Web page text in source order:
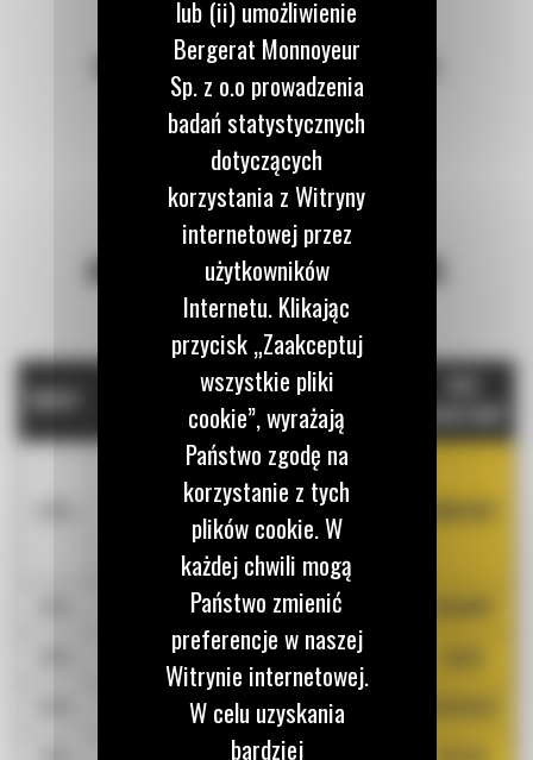
POŁĄCZENIE Z SYSTEMEM BERGERAT
MONNOYEUR
Dostęp do aktualnych cen i stanów magazynowych.
AKTUALNE KODY PROMOCYJNE
PROMOCJA
Części kabinowe:
m.in. szyby, klimatyzacja, pasy bezpieczeństwa,
joysticki, drzwi i panele drzwiowe, poszycia
plastikowe, pedały, lusterka.
Filtry kabinowe
Gumowe Gąsienice
Akumulatory, alternatory, rozruszniki
lub (ii) umożliwienie
Bergerat Monnoyeur
Sp. z o.o prowadzenia
badań statystycznych
dotyczących
korzystania z Witryny
internetowej przez
użytkowników
Internetu. Klikając
przycisk „Zaakceptuj
wszystkie pliki
cookie”, wyrażają
Państwo zgodę na
korzystanie z tych
plików cookie. W
każdej chwili mogą
Państwo zmienić
preferencje w naszej
Witrynie internetowej.
W celu uzyskania
bardziej